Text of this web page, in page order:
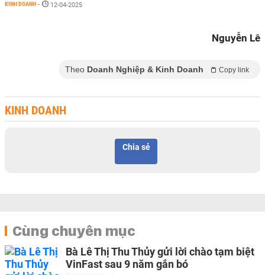
KINH DOANH - 12-04-2025
Nguyễn Lê
Theo Doanh Nghiệp & Kinh Doanh Copy link
KINH DOANH
Chia sẻ
Cùng chuyên mục
Bà Lê Thị Thu Thủy gửi lời chào tạm biệt
VinFast sau 9 năm gắn bó